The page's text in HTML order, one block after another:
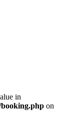
in
on